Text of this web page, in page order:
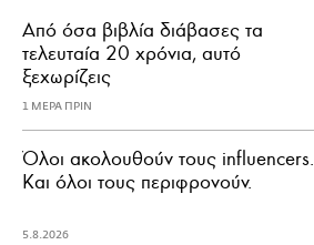
Από όσα βιβλία διάβασες τα
τελευταία 20 χρόνια, αυτό
ξεχωρίζεις
1 ΜΕΡΑ ΠΡΙΝ
Όλοι ακολουθούν τους influencers.
Και όλοι τους περιφρονούν.
5.8.2026